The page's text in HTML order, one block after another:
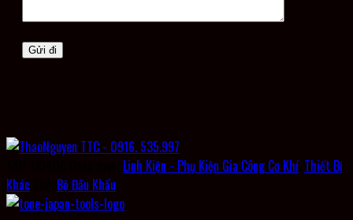
Linh Kiện - Phụ Kiện Gia Công Cơ Khí Thiết Bị
Khác
Bộ Đầu Khẩu